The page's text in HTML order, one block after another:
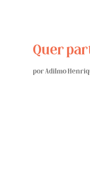
Quer
porAdilmo